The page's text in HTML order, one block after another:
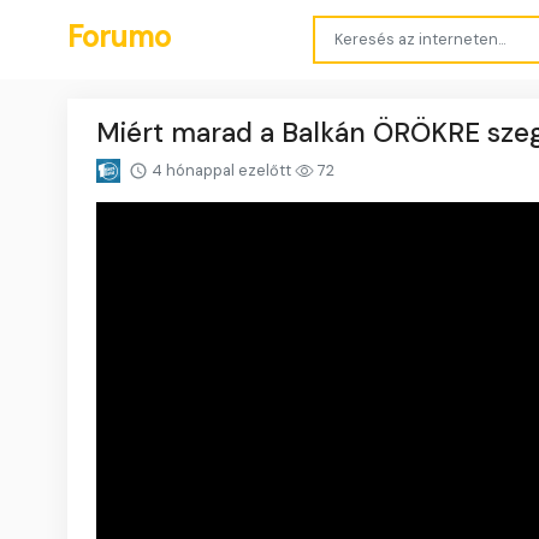
Forumo
Miért marad a Balkán ÖRÖKRE
4 hónappal ezelőtt 72